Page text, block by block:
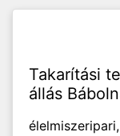
Takarítási
állás